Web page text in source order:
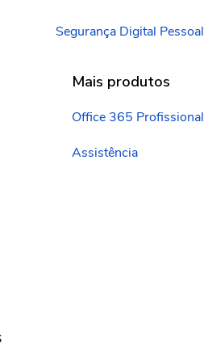
Segurança Digital Pessoal
Mais produtos
Office 365 Profissional
Assistência